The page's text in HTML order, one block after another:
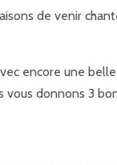
de venir
encore une
donnons 3